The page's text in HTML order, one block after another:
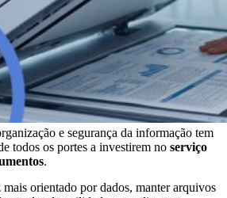
e segurança da informação tem
todos os portes a investirem no serviço
.
orientado por dados, manter arquivos